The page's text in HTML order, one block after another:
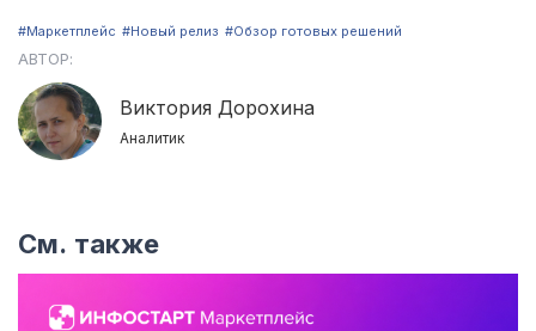
#Маркетплейс #Новый релиз #Обзор готовых решений
АВТОР:
Виктория Дорохина
Аналитик
См. также